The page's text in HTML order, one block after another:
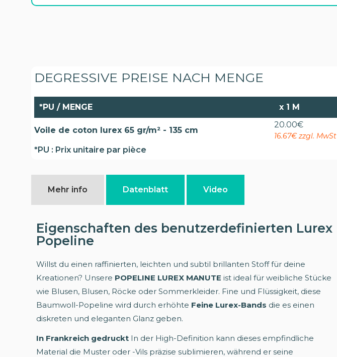
DEGRESSIVE PREISE NACH MENGE
*PU / MENGE x 1 M
Voile de coton lurex 65 gr/m² - 135 cm
20.00€
16.67€ zzgl. MwSt
*PU : Prix unitaire par pièce
Mehr info Datenblatt Video
Eigenschaften des benutzerdefinierten Lurex
Popeline
Willst du einen raffinierten, leichten und subtil brillanten Stoff für deine
Kreationen? Unsere POPELINE LUREX MANUTE ist ideal für weibliche Stücke
wie Blusen, Blusen, Röcke oder Sommerkleider. Fine und Flüssigkeit, diese
Baumwoll-Popeline wird durch erhöhte Feine Lurex-Bands die es einen
diskreten und eleganten Glanz geben.
In Frankreich gedruckt In der High-Definition kann dieses empfindliche
Material die Muster oder -Vils präzise sublimieren, während er seine